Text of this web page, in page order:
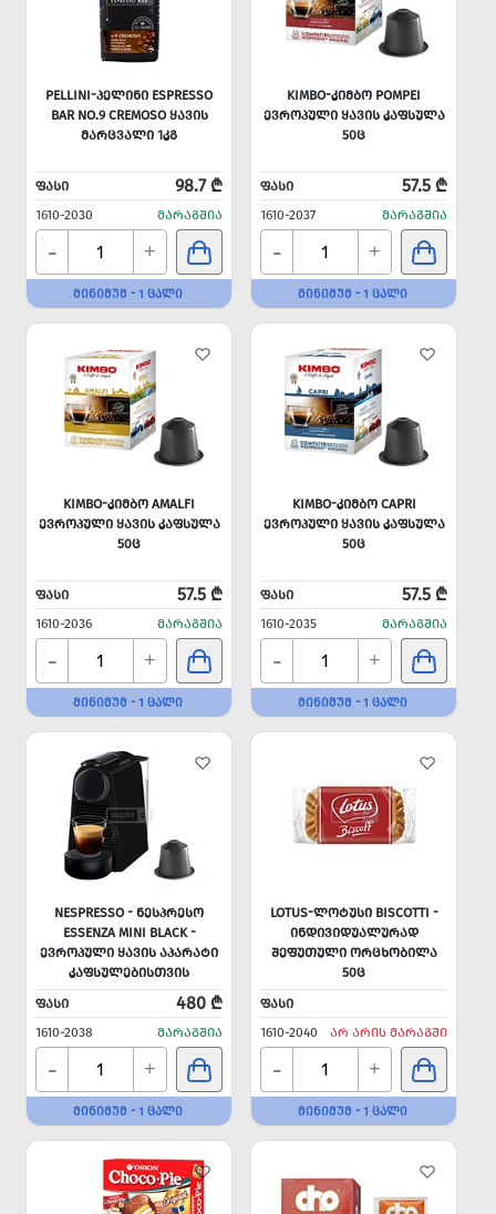
PELLINI-ᲞᲔᲚᲘᲜᲘ ESPRESSO
BAR NO.9 CREMOSO ᲧᲐᲕᲘᲡ
ᲛᲐᲠᲪᲕᲐᲚᲘ 1ᲙᲒ
ᲤᲐᲡᲘ 98.7 ₾
1610-2030 ᲛᲐᲠᲐᲒᲨᲘᲐ
- +
ᲛᲘᲜᲘᲛᲣᲛ - 1 ᲪᲐᲚᲘ
KIMBO-ᲙᲘᲛᲑᲝ POMPEI
ᲔᲕᲠᲝᲞᲣᲚᲘ ᲧᲐᲕᲘᲡ ᲙᲐᲤᲡᲣᲚᲐ
50Ც
ᲤᲐᲡᲘ 57.5 ₾
1610-2037 ᲛᲐᲠᲐᲒᲨᲘᲐ
- +
ᲛᲘᲜᲘᲛᲣᲛ - 1 ᲪᲐᲚᲘ
KIMBO-ᲙᲘᲛᲑᲝ AMALFI
ᲔᲕᲠᲝᲞᲣᲚᲘ ᲧᲐᲕᲘᲡ ᲙᲐᲤᲡᲣᲚᲐ
50Ც
ᲤᲐᲡᲘ 57.5 ₾
1610-2036 ᲛᲐᲠᲐᲒᲨᲘᲐ
- +
ᲛᲘᲜᲘᲛᲣᲛ - 1 ᲪᲐᲚᲘ
KIMBO-ᲙᲘᲛᲑᲝ CAPRI
ᲔᲕᲠᲝᲞᲣᲚᲘ ᲧᲐᲕᲘᲡ ᲙᲐᲤᲡᲣᲚᲐ
50Ც
ᲤᲐᲡᲘ 57.5 ₾
1610-2035 ᲛᲐᲠᲐᲒᲨᲘᲐ
- +
ᲛᲘᲜᲘᲛᲣᲛ - 1 ᲪᲐᲚᲘ
NESPRESSO - ᲜᲔᲡᲞᲠᲔᲡᲝ
ESSENZA MINI BLACK -
ᲔᲕᲠᲝᲞᲣᲚᲘ ᲧᲐᲕᲘᲡ ᲐᲞᲐᲠᲐᲢᲘ
ᲙᲐᲤᲡᲣᲚᲔᲑᲘᲡᲗᲕᲘᲡ
ᲤᲐᲡᲘ
480 ₾
1610-2038 ᲛᲐᲠᲐᲒᲨᲘᲐ
- +
ᲛᲘᲜᲘᲛᲣᲛ - 1 ᲪᲐᲚᲘ
LOTUS-ᲚᲝᲢᲣᲡᲘ BISCOTTI -
ᲘᲜᲓᲘᲕᲘᲓᲣᲐᲚᲣᲠᲐᲓ
ᲨᲔᲤᲣᲗᲣᲚᲘ ᲝᲠᲪᲮᲝᲑᲘᲚᲐ
50Ც
ᲤᲐᲡᲘ
1610-2040
ᲐᲠ ᲐᲠᲘᲡ ᲛᲐᲠᲐᲒᲨᲘ
- +
ᲛᲘᲜᲘᲛᲣᲛ - 1 ᲪᲐᲚᲘ